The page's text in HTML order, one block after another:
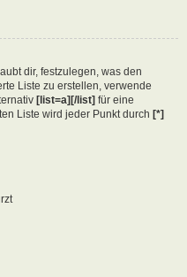
dir, festzulegen, was den
Liste zu erstellen, verwende
[list=a][/list] für eine
Liste wird jeder Punkt durch [*]